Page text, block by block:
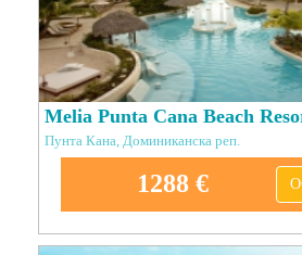
Melia Punta Cana Beach
Пунта Кана, Доминиканска реп.
1288 €